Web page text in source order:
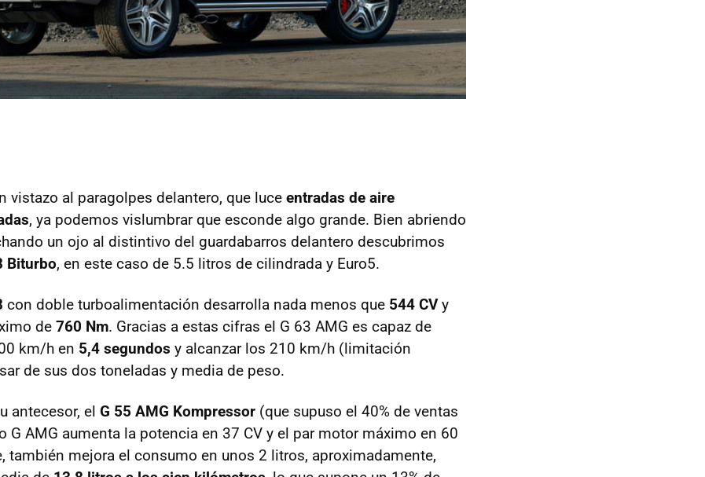
vistazo al paragolpes delantero, que luce entradas de aire
, ya podemos vislumbrar que esconde algo grande. Bien abriendo
un ojo al distintivo del guardabarros delantero descubrimos
Biturbo, en este caso de 5.5 litros de cilindrada y Euro5.
con doble turboalimentación desarrolla nada menos que 544 CVy
de 760 Nm. Gracias a estas cifras el G 63 AMG es capaz de
km/h en 5,4 segundos y alcanzar los 210 km/h (limitación
de sus dos toneladas y media de peso.
antecesor, el G 55 AMG Kompressor (que supuso el 40% de ventas
G AMG aumenta la potencia en 37 CV y el par motor máximo en 60
también mejora el consumo en unos 2 litros, aproximadamente,